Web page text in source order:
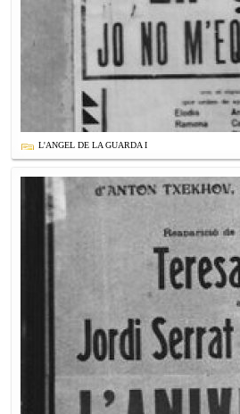
L'ANGEL DE LA GUARDA I